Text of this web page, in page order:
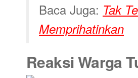
Baca Juga: Tak
Memprihatinkan
Reaksi Warga